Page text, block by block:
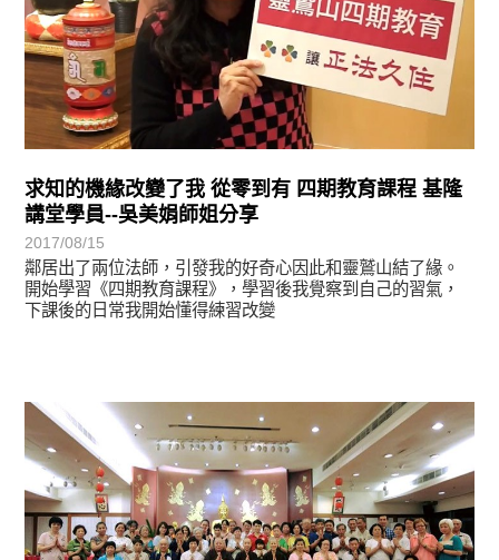
求知的機緣改變了我 從零到有 四期教育課程 基隆
講堂學員--吳美娟師姐分享
2017/08/15
鄰居出了兩位法師，引發我的好奇心因此和靈鷲山結了緣。
開始學習《四期教育課程》，學習後我覺察到自己的習氣，
下課後的日常我開始懂得練習改變
學習分享